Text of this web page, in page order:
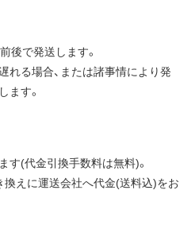
後で発送します。
れる場合、または諸事情により発
ます。
す(代金引換手数料は無料)。
換えに運送会社へ代金(送料込)をお